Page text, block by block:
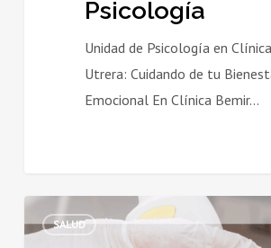
Psicología
Unidad de Psicología en
Utrera: Cuidando de tu
Emocional En Clínica Bemir…
Nuevo
Servicio
SALUD